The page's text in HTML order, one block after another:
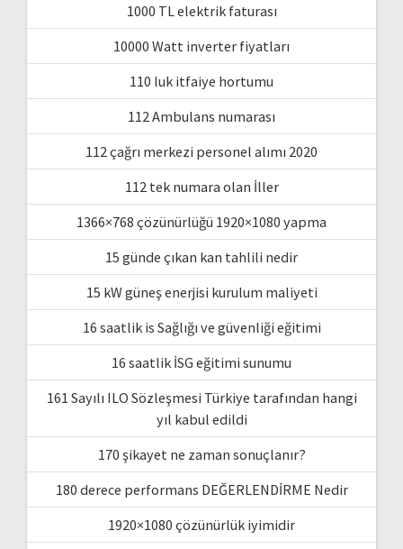
1000 TL elektrik faturası
10000 Watt inverter fiyatları
110 luk itfaiye hortumu
112 Ambulans numarası
112 çağrı merkezi personel alımı 2020
112 tek numara olan İller
1366×768 çözünürlüğü 1920×1080 yapma
15 günde çıkan kan tahlili nedir
15 kW güneş enerjisi kurulum maliyeti
16 saatlik is Sağlığı ve güvenliği eğitimi
16 saatlik İSG eğitimi sunumu
161 Sayılı ILO Sözleşmesi Türkiye tarafından hangi
yıl kabul edildi
170 şikayet ne zaman sonuçlanır?
180 derece performans DEĞERLENDİRME Nedir
1920×1080 çözünürlük iyimidir